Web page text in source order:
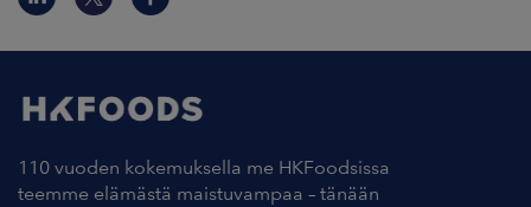
110 vuoden kokemuksella me HKFoodsissa
teemme elämästä maistuvampaa – tänään